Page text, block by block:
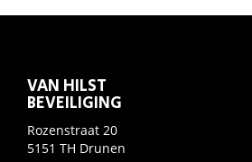
VAN HILST
BEVEILIGING
Rozenstraat 20
5151 TH Drunen